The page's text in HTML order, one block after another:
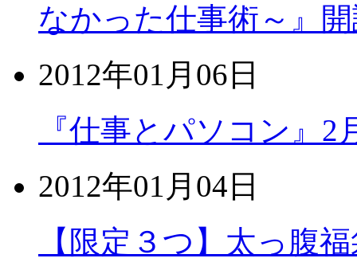
なかった仕事術～』
2012年01月06日
『仕事とパソコン』
2012年01月04日
【限定３つ】太っ腹